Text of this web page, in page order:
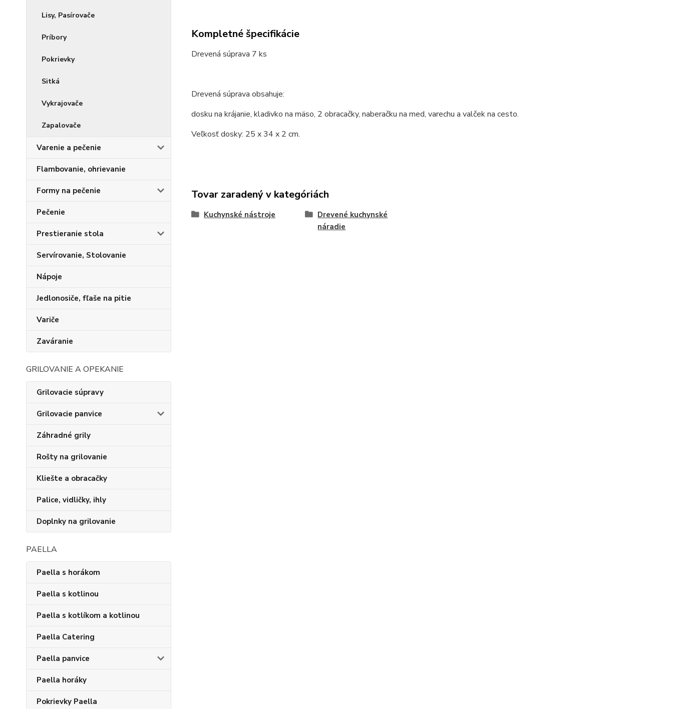
Lisy, Pasírovače
Príbory
Pokrievky
Sitká
Vykrajovače
Zapalovače
Varenie a pečenie
Flambovanie, ohrievanie
Formy na pečenie
Pečenie
Prestieranie stola
Servírovanie, Stolovanie
Nápoje
Jedlonosiče, fľaše na pitie
Variče
Zaváranie
GRILOVANIE A OPEKANIE
Grilovacie súpravy
Grilovacie panvice
Záhradné grily
Rošty na grilovanie
Kliešte a obracačky
Palice, vidličky, ihly
Doplnky na grilovanie
PAELLA
Paella s horákom
Paella s kotlinou
Paella s kotlíkom a kotlinou
Paella Catering
Paella panvice
Paella horáky
Pokrievky Paella
Kompletné špecifikácie
Drevená súprava 7 ks
Drevená súprava obsahuje:
dosku na krájanie, kladivko na mäso, 2 obracačky, naberačku na med, varechu a valček na cesto.
Veľkosť dosky: 25 x 34 x 2 cm.
Tovar zaradený v kategóriách
Kuchynské nástroje
Drevené kuchynské
náradie